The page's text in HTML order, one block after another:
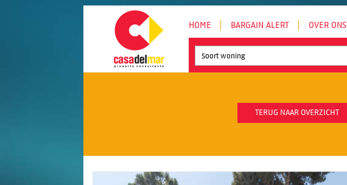
HOME BARGAIN ALERT OVER ONS
Soort woning
TERUG NAAR OVERZICHT